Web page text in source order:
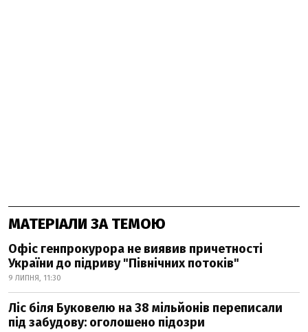
МАТЕРІАЛИ ЗА ТЕМОЮ
Офіс генпрокурора не виявив причетності
України до підриву "Північних потоків"
9 ЛИПНЯ, 11:30
Ліс біля Буковелю на 38 мільйонів переписали
під забудову: оголошено підозри